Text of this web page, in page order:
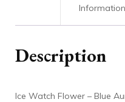
025899
Description
Ice Watch Flower – Blue